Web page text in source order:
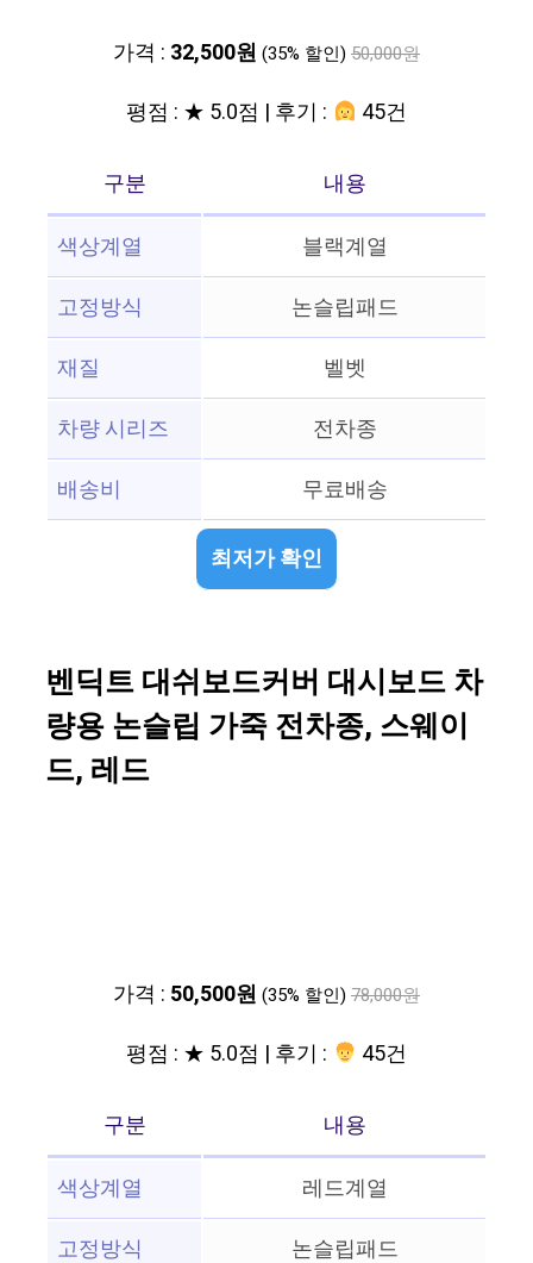
가격 : 32,500원 (35% 할인) 50,000원
평점 : ★ 5.0점 | 후기 : 45건
구분
내용
색상계열
블랙계열
고정방식
논슬립패드
재질
벨벳
차량 시리즈
전차종
배송비
무료배송
최저가 확인
벤딕트 대쉬보드커버 대시보드 차
량용 논슬립 가죽 전차종, 스웨이
드, 레드
가격 : 50,500원 (35% 할인) 78,000원
평점 : ★ 5.0점 | 후기 : 45건
구분
내용
색상계열
레드계열
고정방식
논슬립패드